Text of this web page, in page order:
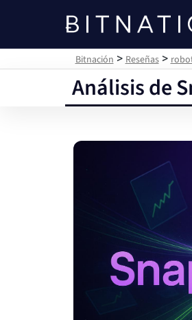
Bitnación
Bitnación >Reseñas>
Análisis de